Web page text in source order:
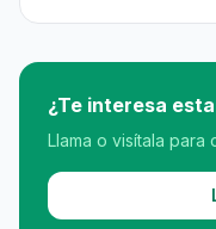
¿Te interesa
Llama o visítala